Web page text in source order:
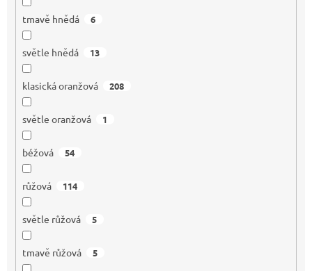
tmavě hnědá 6
světle hnědá 13
klasická oranžová 208
světle oranžová 1
béžová 54
růžová 114
světle růžová 5
tmavě růžová 5